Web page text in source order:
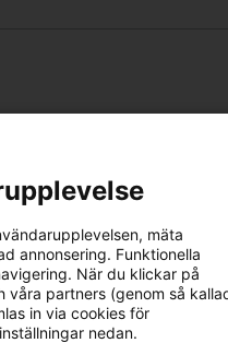
mäta
annonsering. Funktionella
När du klickar på
våra partners (genom så
in via cookies för
nedan.